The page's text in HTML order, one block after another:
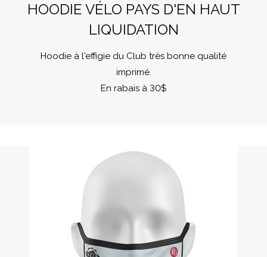
HOODIE VÉLO PAYS D'EN HAUT
LIQUIDATION
Hoodie à l'effigie du Club très bonne qualité
imprimé.
En rabais à 30$